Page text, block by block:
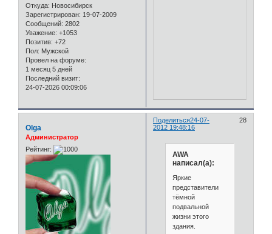
Откуда: Новосибирск
Зарегистрирован: 19-07-2009
Сообщений: 2802
Уважение: +1053
Позитив: +72
Пол: Мужской
Провел на форуме:
1 месяц 5 дней
Последний визит:
24-07-2026 00:09:06
Поделиться 28
24-07-
2012 19:48:16
Olga
Администратор
Рейтинг:
AWA
написал(а):
Яркие
представители
тёмной
подвальной
жизни этого
здания.